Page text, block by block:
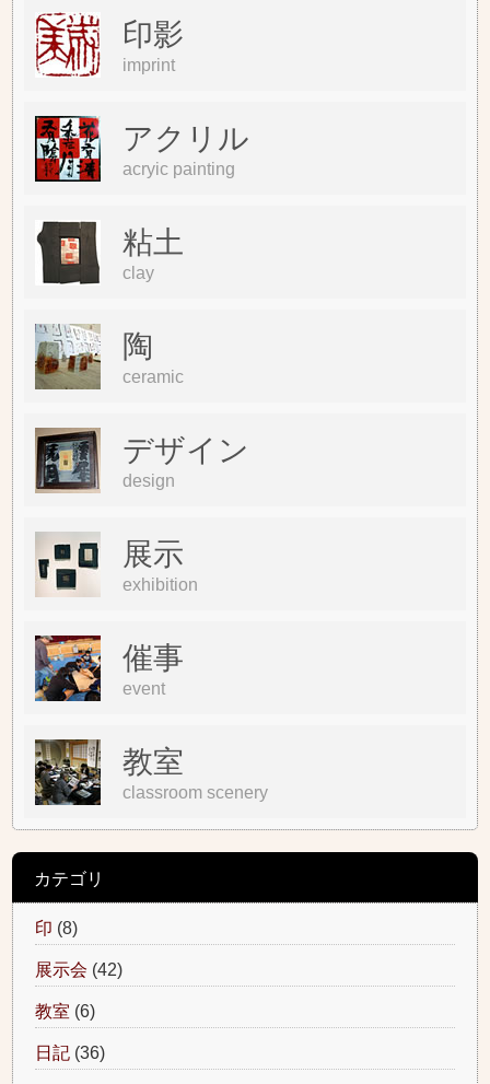
印影
imprint
アクリル
acryic painting
粘土
clay
陶
ceramic
デザイン
design
展示
exhibition
催事
event
教室
classroom scenery
カテゴリ
印 (8)
展示会 (42)
教室 (6)
日記 (36)